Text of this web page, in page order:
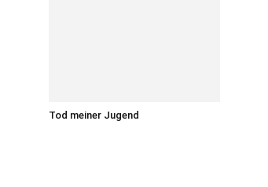
Tod meiner Jugend